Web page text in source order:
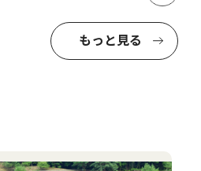
もっと見る